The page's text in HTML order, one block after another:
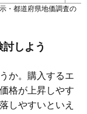
・都道府県地価調査の
しよう
か。購入するエ
格が上昇しやす
しやすいといえ